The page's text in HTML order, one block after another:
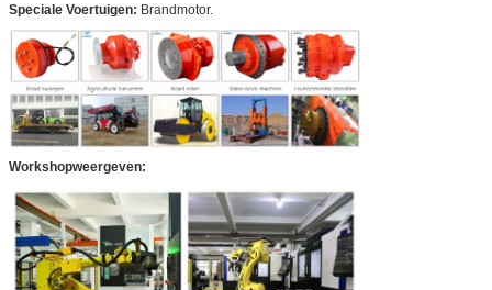
Speciale Voertuigen: Brandmotor.
Workshopweergeven: